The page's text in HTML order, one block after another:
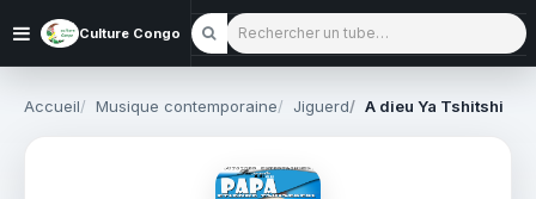
Culture Congo Rechercher un tube
Accueil Musique contemporaine Jiguerd A dieu Ya Tshitshi